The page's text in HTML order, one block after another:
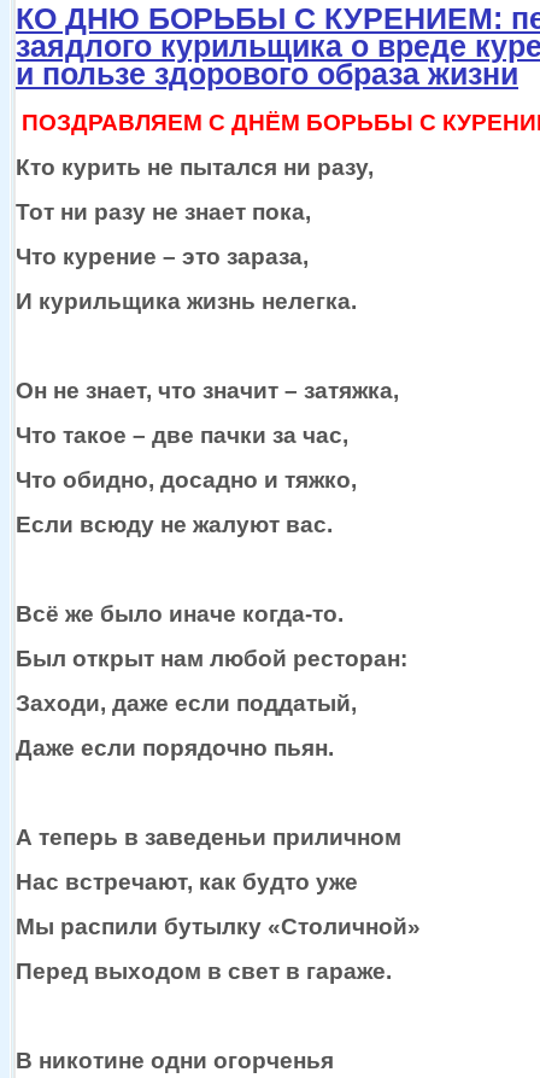
КО ДНЮ БОРЬБЫ С КУРЕНИЕМ:
заядлого курильщика о вреде
и пользе здорового образа жизни
ПОЗДРАВЛЯЕМ С ДНЁМ БОРЬБЫ С
Кто курить не пытался ни разу,
Тот ни разу не знает пока,
Что курение – это зараза,
И курильщика жизнь нелегка.
Он не знает, что значит – затяжка,
Что такое – две пачки за час,
Что обидно, досадно и тяжко,
Если всюду не жалуют вас.
Всё же было иначе когда-то.
Был открыт нам любой ресторан:
Заходи, даже если поддатый,
Даже если порядочно пьян.
А теперь в заведеньи приличном
Нас встречают, как будто уже
Мы распили бутылку «Столичной»
Перед выходом в свет в гараже.
В никотине одни огорченья